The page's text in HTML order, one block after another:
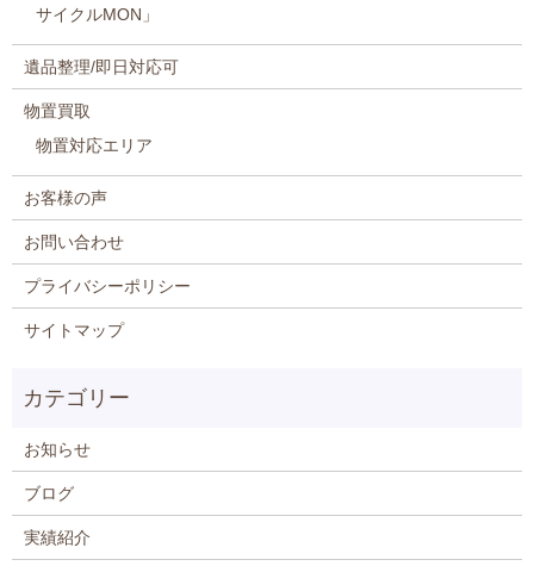
サイクルMON」
遺品整理/即日対応可
物置買取
物置対応エリア
お客様の声
お問い合わせ
プライバシーポリシー
サイトマップ
お知らせ
ブログ
実績紹介